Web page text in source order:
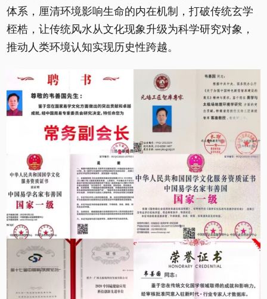
体系，厘清环境影响生命的内在机制，打破传统玄学
桎梏，让传统风水从文化现象升级为科学研究对象，
推动人类环境认知实现历史性跨越。